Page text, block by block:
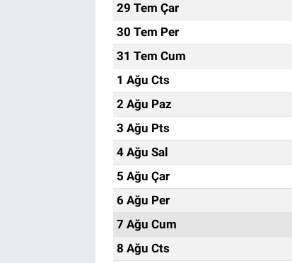
29 Tem Çar
30 Tem Per
31 Tem Cum
1 Ağu Cts
2 Ağu Paz
3 Ağu Pts
4 Ağu Sal
5 Ağu Çar
6 Ağu Per
7 Ağu Cum
8 Ağu Cts